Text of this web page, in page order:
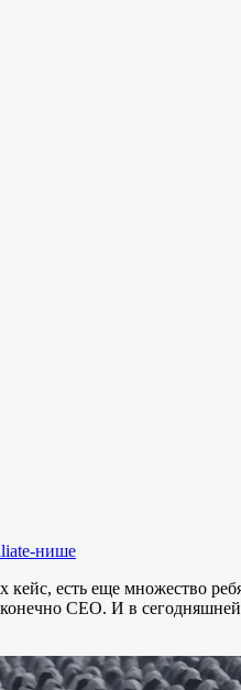
нише
есть еще множество
CEO. И в сегодняшней